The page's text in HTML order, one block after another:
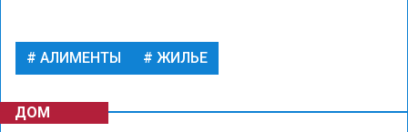
АЛИМЕНТЫ ЖИЛЬЕ
ДОМ